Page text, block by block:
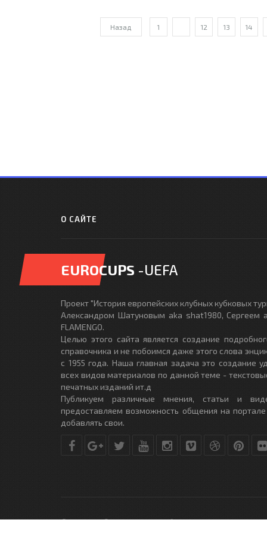
Назад 1 12 13 14
О САЙТЕ
EUROCUPS -UEFA
Проект "История европейских клубных кубковых
Александром Шатуновым aka shat1980, Сергеем
FLAMENGO.
Целью этого сайта является создание
справочника и не побоимся даже этого слова
с 1955 года. Наша главная задача это создание
всех видов материалов по данной теме -
печатных изданий ит.д
Публикуем различные мнения, статьи и
предоставляем возможность общения на
добавлять свои.
© Copyright © 2010-2017. Разработано студиейDLE-